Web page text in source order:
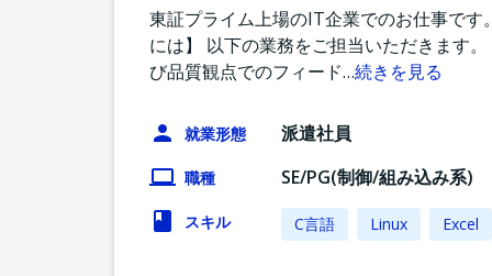
東証プライム上場のIT企業でのお仕事で
には】 以下の業務をご担当いただきます
び品質観点でのフィード…続きを見る
就業形態 派遣社員
職種 SE/PG(制御/組み込み系)
スキル C言語 Linux Excel